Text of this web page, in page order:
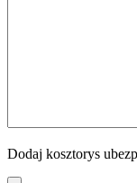
Dodaj kosztorys